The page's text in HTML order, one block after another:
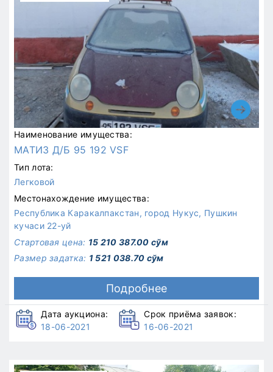
Наименование имущества:
МАТИЗ Д/Б 95 192 VSF
Тип лота:
Легковой
Местонахождение имущества:
Республика Каракалпакстан, город Нукус, Пушкин
кучаси 22-уй
Стартовая цена: 15 210 387.00 сўм
Размер задатка: 1 521 038.70 сўм
Подробнее
Дата аукциона:
18-06-2021
Срок приёма заявок:
16-06-2021